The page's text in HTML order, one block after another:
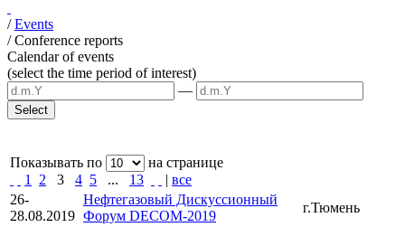
/Events
/Conference reports
Calendar of events
(select the time period of interest)
—
Показывать по
на странице
1
2 3 4 5 ... 13 | все
26-
28.08.2019
Нефтегазовый Дискуссионный
Форум DECOM-2019
г.Тюмень